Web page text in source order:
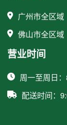
广州市全区域
佛山市全区域
营业时间
周一至周日
配送时间：